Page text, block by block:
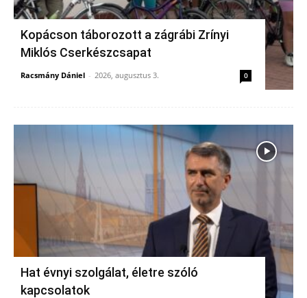
Kopácson táborozott a zágrábi Zrínyi
Miklós Cserkészcsapat
Racsmány Dániel - 2026, augusztus 3. 0
Hat évnyi szolgálat, életre szóló
kapcsolatok